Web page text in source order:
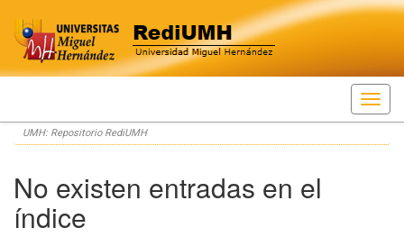
Skip
navigation
UMH: Repositorio RediUMH
No existen entradas en el
índice